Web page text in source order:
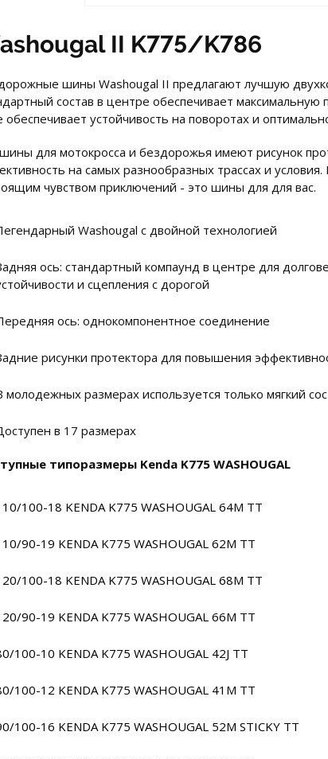
II K775/K786
шины Washougal II предлагают лучшую
состав в центре обеспечивает максимальную
обеспечивает устойчивость на поворотах и
для мотокросса и бездорожья имеют рисунок
на самых разнообразных трассах и
чувством приключений - это шины для для вас.
Washougal с двойной технологией
ось: стандартный компаунд в центре для
и сцепления с дорогой
ось: однокомпонентное соединение
рисунки протектора для повышения
молодежных размерах используется только мягкий
в 17 размерах
типоразмеры Kenda K775 WASHOUGAL
100-18 KENDA K775 WASHOUGAL 64M TT
90-19 KENDA K775 WASHOUGAL 62M TT
100-18 KENDA K775 WASHOUGAL 68M TT
90-19 KENDA K775 WASHOUGAL 66M TT
100-10 KENDA K775 WASHOUGAL 42J TT
100-12 KENDA K775 WASHOUGAL 41M TT
100-16 KENDA K775 WASHOUGAL 52M STICKY TT